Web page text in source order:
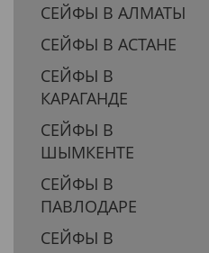
СЕЙФЫ В АЛМАТЫ
СЕЙФЫ В АСТАНЕ
СЕЙФЫ В
КАРАГАНДЕ
СЕЙФЫ В
ШЫМКЕНТЕ
СЕЙФЫ В
ПАВЛОДАРЕ
СЕЙФЫ В